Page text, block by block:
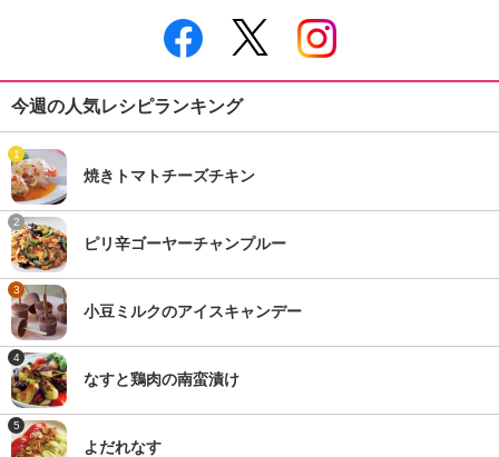
今週の人気レシピランキング
1
焼きトマトチーズチキン
2
ピリ辛ゴーヤーチャンプルー
3
小豆ミルクのアイスキャンデー
4
なすと鶏肉の南蛮漬け
5
よだれなす